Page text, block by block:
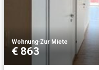
Wohnung·Zur Miete
€ 863